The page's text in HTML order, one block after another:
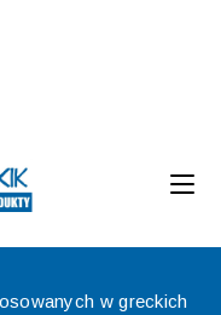
w greckich